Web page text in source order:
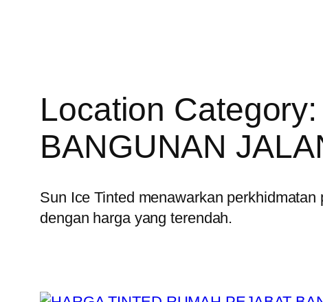
Location Category:
BANGUNAN
Sun Ice Tinted menawarkan
dengan harga yang terendah.